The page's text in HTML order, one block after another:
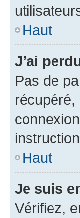
Haut
J’ai
Pas de
récupéré,
Haut
Je suis
Vérifiez,